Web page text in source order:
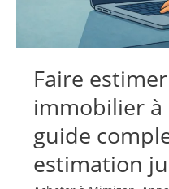
Faire
immobilier à
guide
estimation